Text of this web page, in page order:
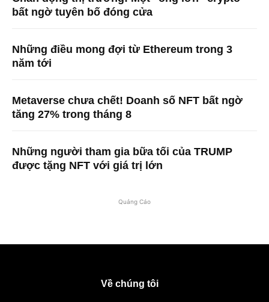
bất ngờ tuyên bố đóng cửa
Những điều mong đợi từ Ethereum trong 3
năm tới
Metaverse chưa chết! Doanh số NFT bất ngờ
tăng 27% trong tháng 8
Những người tham gia bữa tối của TRUMP
được tặng NFT với giá trị lớn
Quảng Cáo
Về chúng tôi